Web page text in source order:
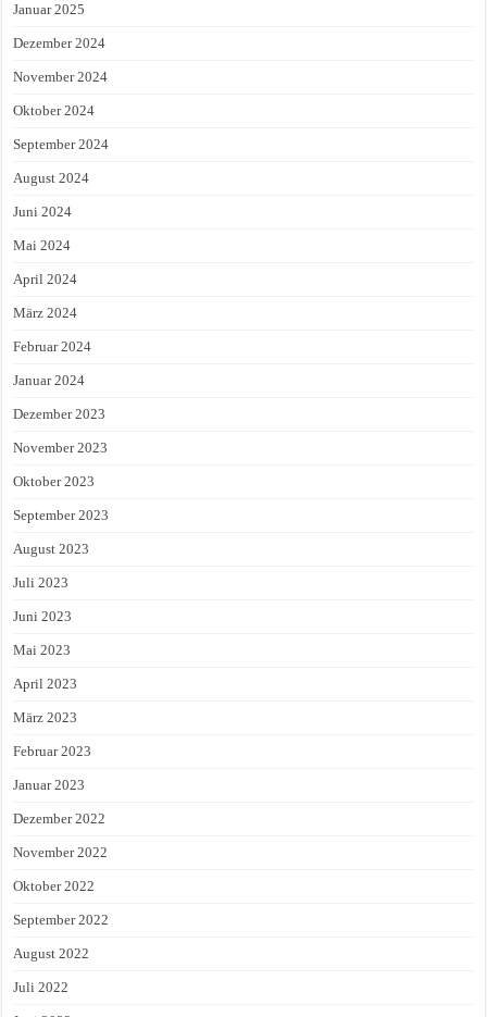
Januar 2025
Dezember 2024
November 2024
Oktober 2024
September 2024
August 2024
Juni 2024
Mai 2024
April 2024
März 2024
Februar 2024
Januar 2024
Dezember 2023
November 2023
Oktober 2023
September 2023
August 2023
Juli 2023
Juni 2023
Mai 2023
April 2023
März 2023
Februar 2023
Januar 2023
Dezember 2022
November 2022
Oktober 2022
September 2022
August 2022
Juli 2022